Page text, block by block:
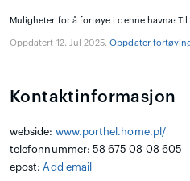
Muligheter for å fortøye i denne havna:
Oppdatert 12. Jul 2025.Oppdater
Kontaktinformasjon
webside: www.porthel.home.pl/
telefonnummer: 58 675 08 08 605
epost: Add email